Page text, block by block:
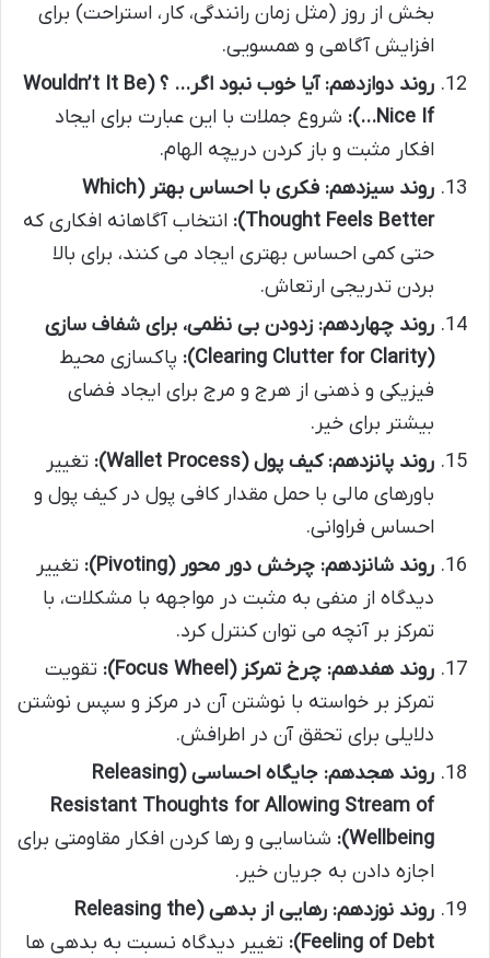
بخش از روز (مثل زمان رانندگی، کار، استراحت) برای
افزایش آگاهی و همسویی.
روند دوازدهم: آیا خوب نبود اگر… ؟ (Wouldn’t It Be
Nice If…):
شروع جملات با این عبارت برای ایجاد
افکار مثبت و باز کردن دریچه الهام.
روند سیزدهم: فکری با احساس بهتر (Which
Thought Feels Better):
انتخاب آگاهانه افکاری که
حتی کمی احساس بهتری ایجاد می کنند، برای بالا
بردن تدریجی ارتعاش.
روند چهاردهم: زدودن بی نظمی، برای شفاف سازی
(Clearing Clutter for Clarity):
پاکسازی محیط
فیزیکی و ذهنی از هرج و مرج برای ایجاد فضای
بیشتر برای خیر.
روند پانزدهم: کیف پول (Wallet Process):
تغییر
باورهای مالی با حمل مقدار کافی پول در کیف پول و
احساس فراوانی.
روند شانزدهم: چرخش دور محور (Pivoting):
تغییر
دیدگاه از منفی به مثبت در مواجهه با مشکلات، با
تمرکز بر آنچه می توان کنترل کرد.
روند هفدهم: چرخ تمرکز (Focus Wheel):
تقویت
تمرکز بر خواسته با نوشتن آن در مرکز و سپس نوشتن
دلایلی برای تحقق آن در اطرافش.
روند هجدهم: جایگاه احساسی (Releasing
Resistant Thoughts for Allowing Stream of
Wellbeing):
شناسایی و رها کردن افکار مقاومتی برای
اجازه دادن به جریان خیر.
روند نوزدهم: رهایی از بدهی (Releasing the
Feeling of Debt):
تغییر دیدگاه نسبت به بدهی ها